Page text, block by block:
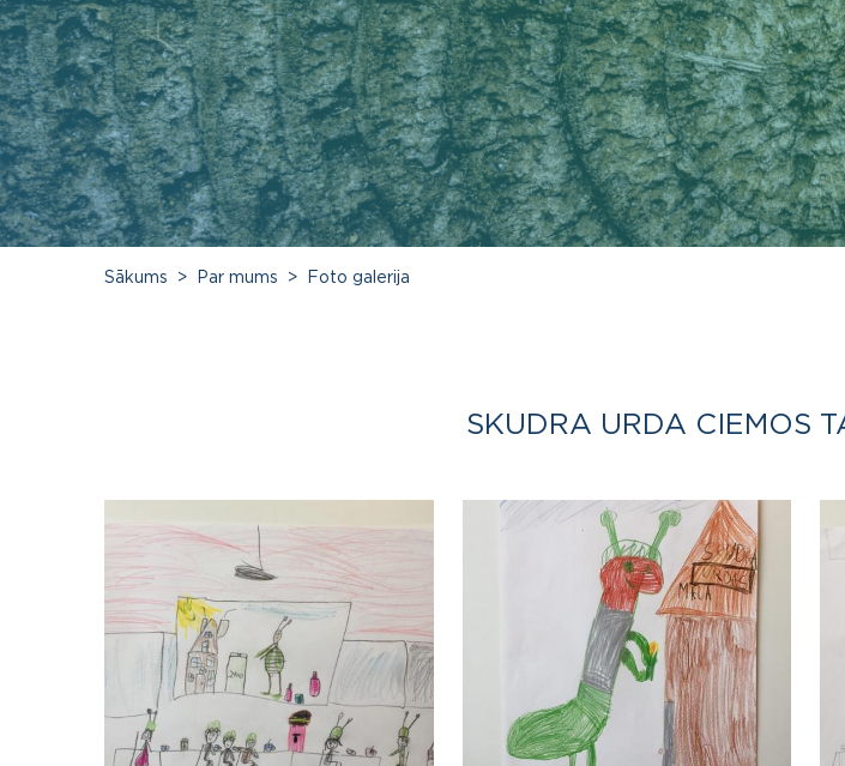
Sākums Par mums Foto galerija
SKUDRA URDA CIEMOS